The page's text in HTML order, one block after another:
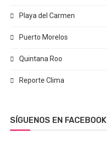
Playa del Carmen
Puerto Morelos
Quintana Roo
Reporte Clima
SÍGUENOS EN FACEBOOK